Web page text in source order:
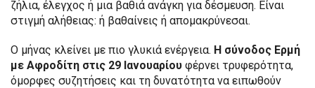
ζήλια, έλεγχος ή μια βαθιά ανάγκη για δέσμευση. Είναι
στιγμή αλήθειας: ή βαθαίνεις ή απομακρύνεσαι.
Ο μήνας κλείνει με πιο γλυκιά ενέργεια. Η σύνοδος Ερμή
με Αφροδίτη στις 29 Ιανουαρίου φέρνει τρυφερότητα,
όμορφες συζητήσεις και τη δυνατότητα να ειπωθούν